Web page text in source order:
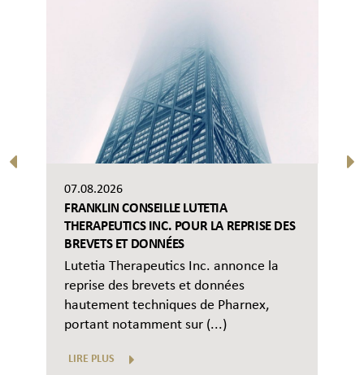
07.08.2026
FRANKLIN CONSEILLE LUTETIA
THERAPEUTICS INC. POUR LA REPRISE DES
BREVETS ET DONNÉES
Lutetia Therapeutics Inc. annonce la
reprise des brevets et données
hautement techniques de Pharnex,
portant notamment sur (...)
LIRE PLUS